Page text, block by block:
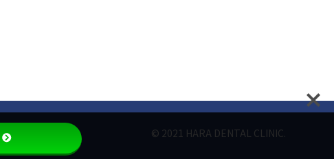
© 2021 HARA DENTAL CLINIC.